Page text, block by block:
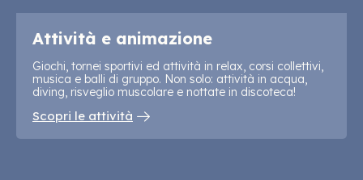
Attività e animazione
Giochi, tornei sportivi ed attività in relax, corsi collettivi,
musica e balli di gruppo. Non solo: attività in acqua,
diving, risveglio muscolare e nottate in discoteca!
Scopri le attività